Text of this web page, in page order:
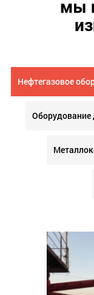
мы
Нефтегазовое